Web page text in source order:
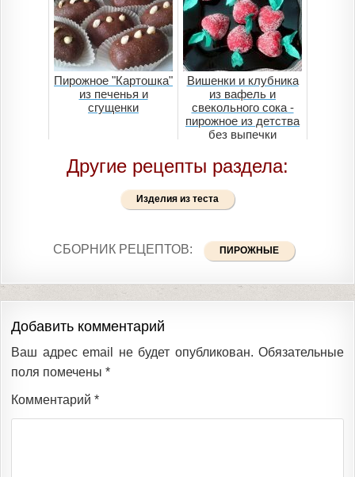
Пирожное "Картошка"
из печенья и
сгущенки
Вишенки и клубника
из вафель и
свекольного сока -
пирожное из детства
без выпечки
Другие рецепты раздела:
Изделия из теста
СБОРНИК РЕЦЕПТОВ: ПИРОЖНЫЕ
Добавить комментарий
Ваш адрес email не будет опубликован. Обязательные
поля помечены *
Комментарий *